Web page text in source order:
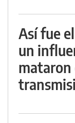
Así fue
un
mataron